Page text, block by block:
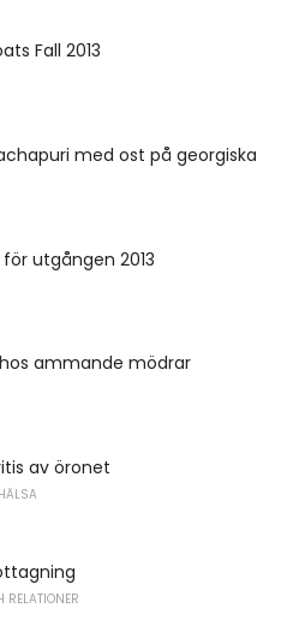
Fall 2013
med ost på georgiska
utgången 2013
ammande mödrar
av öronet
RELATIONER